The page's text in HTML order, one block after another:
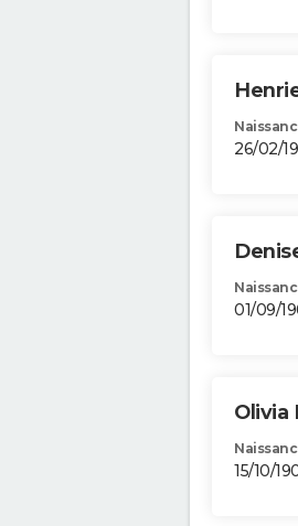
26/02/
01/09/
Olivia
15/10/